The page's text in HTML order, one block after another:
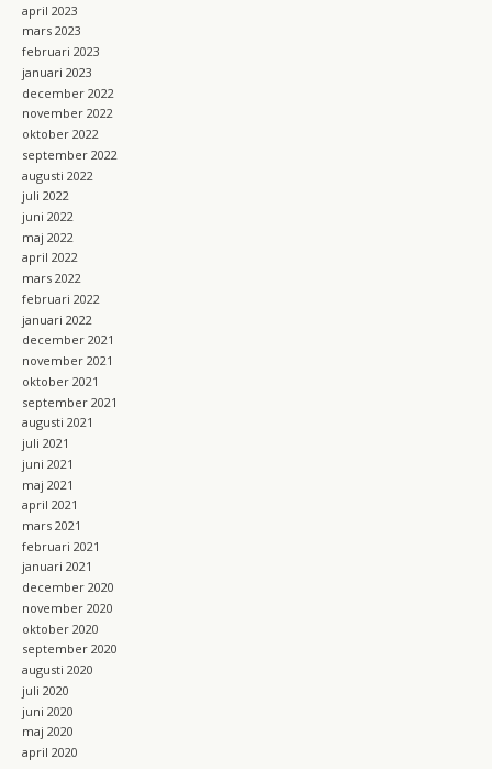
april 2023
mars 2023
februari 2023
januari 2023
december 2022
november 2022
oktober 2022
september 2022
augusti 2022
juli 2022
juni 2022
maj 2022
april 2022
mars 2022
februari 2022
januari 2022
december 2021
november 2021
oktober 2021
september 2021
augusti 2021
juli 2021
juni 2021
maj 2021
april 2021
mars 2021
februari 2021
januari 2021
december 2020
november 2020
oktober 2020
september 2020
augusti 2020
juli 2020
juni 2020
maj 2020
april 2020